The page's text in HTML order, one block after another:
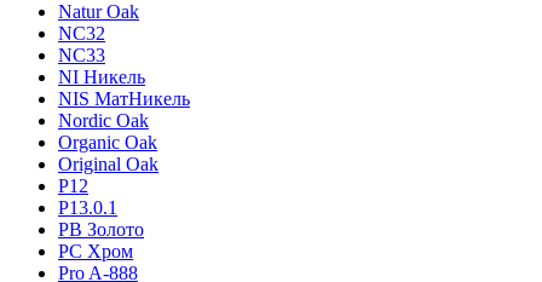
Natur Oak
NC32
NC33
NI Никель
NIS МатНикель
Nordic Oak
Organic Oak
Original Oak
P12
P13.0.1
PB Золото
PC Хром
Pro A-888